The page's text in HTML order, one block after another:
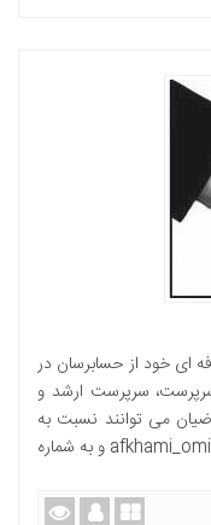
ای خود از حسابرسان در
سرپرست ارشد و
می توانند نسبت به
ارسال رزومه خود به آدرس afkhami_omid@yahoo.com و به شماره